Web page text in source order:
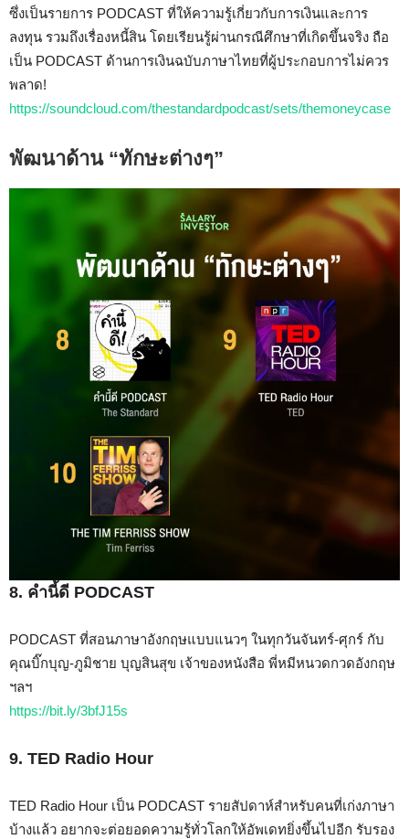
ซึ่งเป็นรายการ PODCAST ที่ให้ความรู้เกี่ยวกับการเงินและการ
ลงทุน รวมถึงเรื่องหนี้สิน โดยเรียนรู้ผ่านกรณีศึกษาที่เกิดขึ้นจริง ถือ
เป็น PODCAST ด้านการเงินฉบับภาษาไทยที่ผู้ประกอบการไม่ควร
พลาด!
https://soundcloud.com/thestandardpodcast/sets/themoneycase
พัฒนาด้าน “ทักษะต่างๆ”
8. คำนี้ดี PODCAST
PODCAST ที่สอนภาษาอังกฤษแบบแนวๆ ในทุกวันจันทร์-ศุกร์ กับ
คุณบิ๊กบุญ-ภูมิชาย บุญสินสุข เจ้าของหนังสือ พี่หมีหนวดกวดอังกฤษ
ฯลฯ
https://bit.ly/3bfJ15s
9. TED Radio Hour
TED Radio Hour เป็น PODCAST รายสัปดาห์สำหรับคนที่เก่งภาษา
บ้างแล้ว อยากจะต่อยอดความรู้ทั่วโลกให้อัพเดทยิ่งขึ้นไปอีก รับรอง